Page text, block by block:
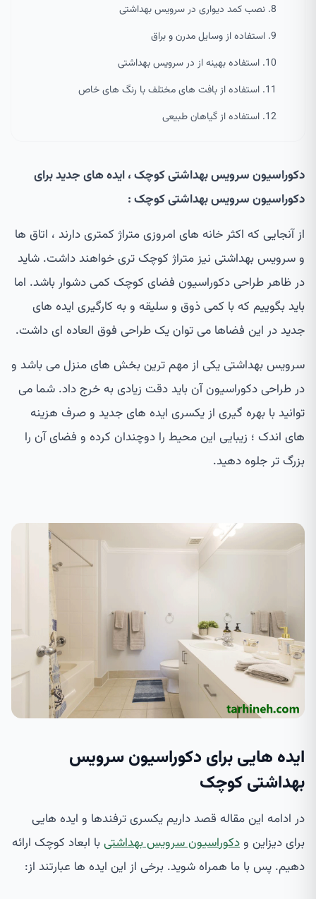
8. نصب کمد دیواری در سرویس بهداشتی
9. استفاده از وسایل مدرن و براق
10. استفاده بهینه از در سرویس بهداشتی
11. استفاده از بافت های مختلف با رنگ های خاص
12. استفاده از گیاهان طبیعی
دکوراسیون سرویس بهداشتی کوچک ، ایده های جدید برای
دکوراسیون سرویس بهداشتی کوچک :
از آنجایی که اکثر خانه های امروزی متراژ کمتری دارند ، اتاق ها
و سرویس بهداشتی نیز متراژ کوچک تری خواهند داشت. شاید
در ظاهر طراحی دکوراسیون فضای کوچک کمی دشوار باشد. اما
باید بگوییم که با کمی ذوق و سلیقه و به کارگیری ایده های
جدید در این فضاها می توان یک طراحی فوق العاده ای داشت.
سرویس بهداشتی یکی از مهم ترین بخش های منزل می باشد و
در طراحی دکوراسیون آن باید دقت زیادی به خرج داد. شما می
توانید با بهره گیری از یکسری ایده های جدید و صرف هزینه
های اندک ؛ زیبایی این محیط را دوچندان کرده و فضای آن را
بزرگ تر جلوه دهید.
ایده هایی برای دکوراسیون سرویس
بهداشتی کوچک
در ادامه این مقاله قصد داریم یکسری ترفندها و ایده هایی
برای دیزاین ودکوراسیون سرویس بهداشتیبا ابعاد کوچک ارائه
دهیم. پس با ما همراه شوید. برخی از این ایده ها عبارتند از: